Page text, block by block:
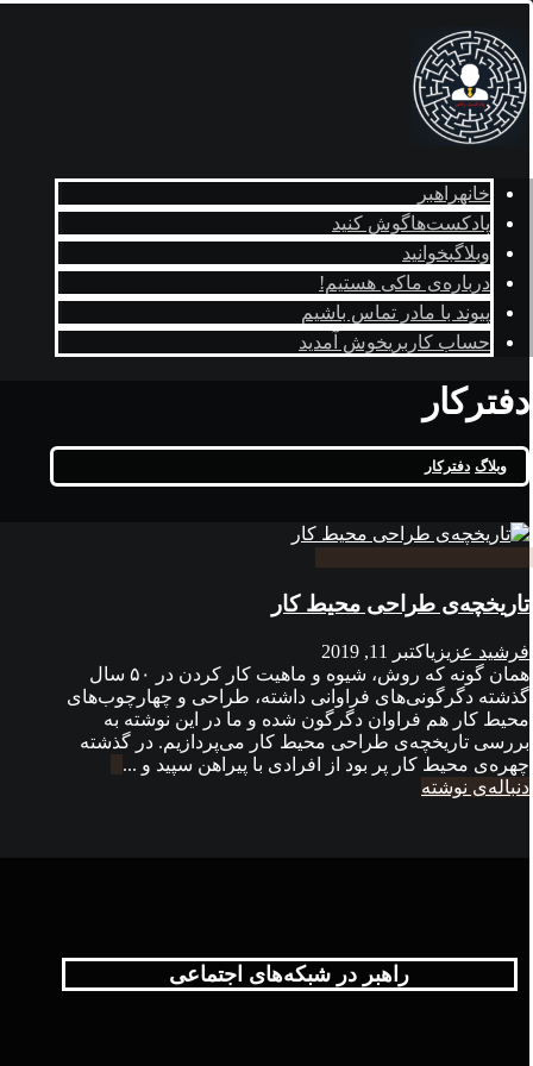
خانهراهبر
پادکست‌هاگوش کنید
وبلاگبخوانید
درباره‌ی ماکی هستیم!
پیوند با مادر تماس باشیم
حساب کاربریخوش آمدید
دفترکار
وبلاگ دفترکار
تاریخچه‌ی طراحی محیط کار
فرشید عزیزیاکتبر 11, 2019
همان گونه که روش، شیوه‌ و ماهیت کار کردن در ۵۰ سال
گذشته دگرگونی‌های فراوانی داشته، طراحی و چهارچوب‌های
محیط کار هم فراوان دگرگون شده و ما در این نوشته به
بررسی تاریخچه‌ی طراحی محیط کار می‌پردازیم. در گذشته
چهره‌ی محیط کار پر بود از افرادی با پیراهن سپید و ...
دنباله‌ی نوشته
راهبر در شبکه‌های اجتماعی